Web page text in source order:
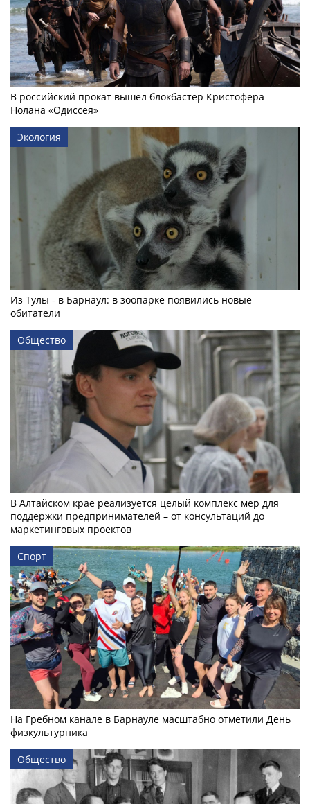
В российский прокат вышел блокбастер Кристофера
Нолана «Одиссея»
Экология
Из Тулы - в Барнаул: в зоопарке появились новые
обитатели
Общество
В Алтайском крае реализуется целый комплекс мер для
поддержки предпринимателей – от консультаций до
маркетинговых проектов
Спорт
На Гребном канале в Барнауле масштабно отметили День
физкультурника
Общество